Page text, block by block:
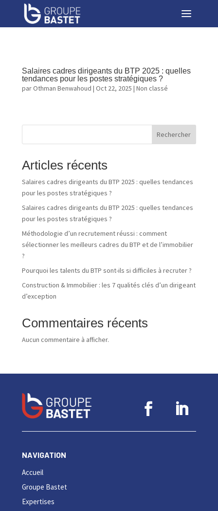
Salaires cadres dirigeants du BTP 2025 : quelles
tendances pour les postes stratégiques ?
parOthman Benwahoud | Oct 22, 2025 | Non classé
Rechercher
Articles récents
Salaires cadres dirigeants du BTP 2025 : quelles tendances
pour les postes stratégiques ?
Salaires cadres dirigeants du BTP 2025 : quelles tendances
pour les postes stratégiques ?
Méthodologie d’un recrutement réussi : comment
sélectionner les meilleurs cadres du BTP et de l’immobilier
?
Pourquoi les talents du BTP sont-ils si difficiles à recruter ?
Construction & Immobilier : les 7 qualités clés d’un dirigeant
d’exception
Commentaires récents
Aucun commentaire à afficher.
NAVIGATION
Accueil
Groupe Bastet
Expertises